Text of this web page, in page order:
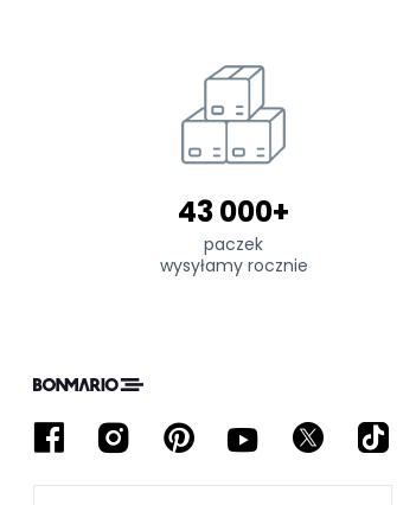
43 000+
paczek
wysyłamy rocznie